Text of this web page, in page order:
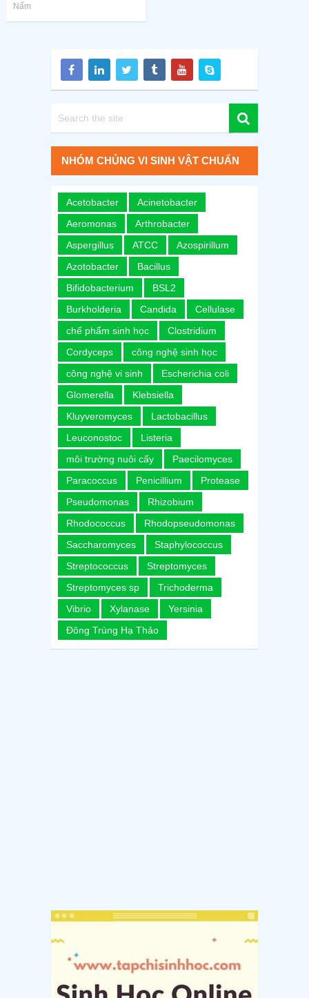
Nấm
NHÓM CHỦNG VI SINH VẬT CHUẨN
Acetobacter
Acinetobacter
Aeromonas
Arthrobacter
Aspergillus
ATCC
Azospirillum
Azotobacter
Bacillus
Bifidobacterium
BSL2
Burkholderia
Candida
Cellulase
chế phẩm sinh học
Clostridium
Cordyceps
công nghệ sinh học
công nghệ vi sinh
Escherichia coli
Glomerella
Klebsiella
Kluyveromyces
Lactobacillus
Leuconostoc
Listeria
môi trường nuôi cấy
Paecilomyces
Paracoccus
Penicillium
Protease
Pseudomonas
Rhizobium
Rhodococcus
Rhodopseudomonas
Saccharomyces
Staphylococcus
Streptococcus
Streptomyces
Streptomyces sp
Trichoderma
Vibrio
Xylanase
Yersinia
Đông Trùng Hạ Thảo